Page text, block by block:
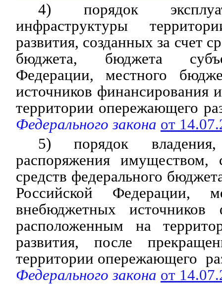
4) порядок
инфраструктуры
развития, созданных за счет
бюджета, бюджета
Федерации, местного
источников финансирования
территории опережающего
Федерального закона от
5) порядок
распоряжения имуществом,
средств федерального
Российской Федерации,
внебюджетных источников
расположенным на
развития, после
территории опережающего
Федерального закона от